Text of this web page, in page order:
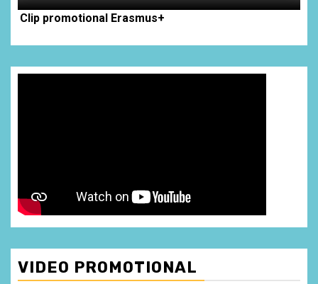
Clip promotional Erasmus+
VIDEO PROMOTIONAL